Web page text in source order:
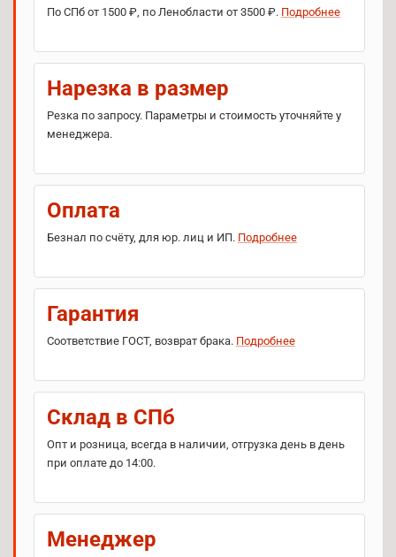
По СПб от 1500 ₽, по Ленобласти от 3500 ₽. Подробнее
Нарезка в размер
Резка по запросу. Параметры и стоимость уточняйте у
менеджера.
Оплата
Безнал по счёту, для юр. лиц и ИП. Подробнее
Гарантия
Соответствие ГОСТ, возврат брака. Подробнее
Склад в СПб
Опт и розница, всегда в наличии, отгрузка день в день
при оплате до 14:00.
Менеджер